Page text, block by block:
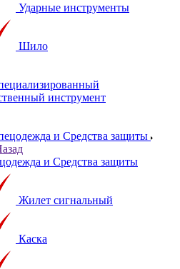
Ударные инструменты
Шило
инструмент
и Средства защиты
и Средства защиты
Жилет сигнальный
Каска